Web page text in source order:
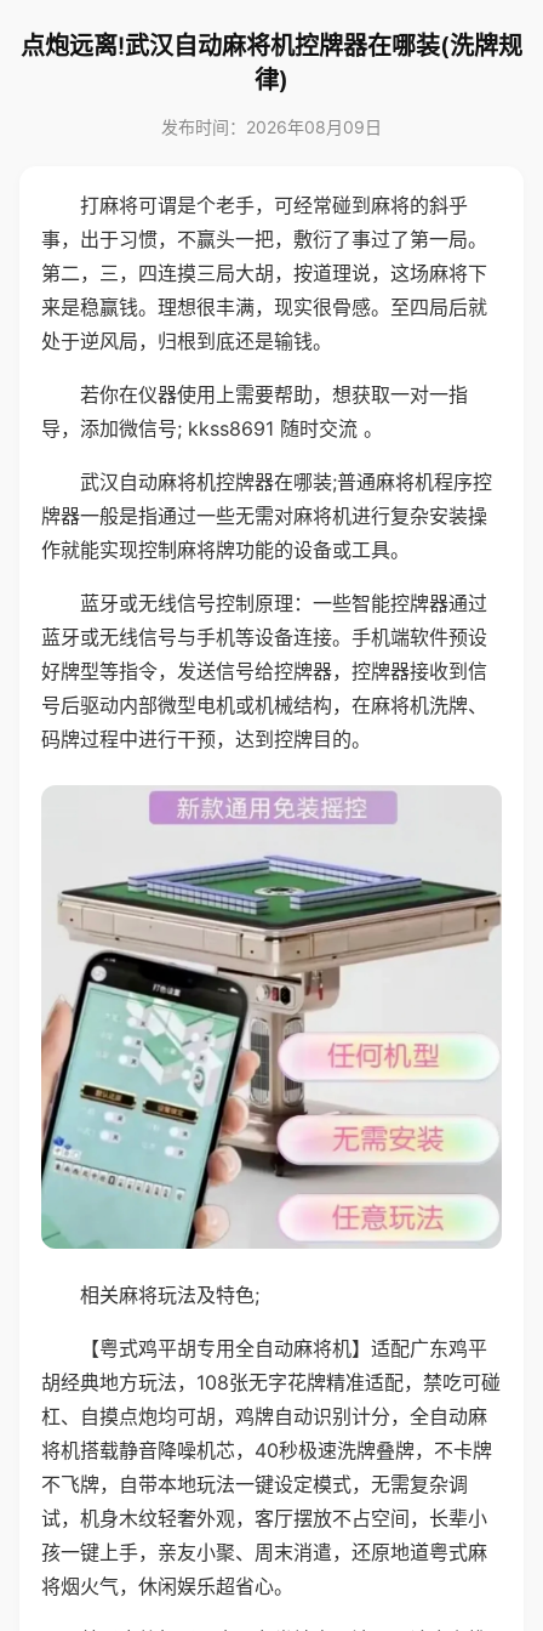
点炮远离!武汉自动麻将机控牌器在哪装(洗牌规
律)
发布时间：2026年08月09日
打麻将可谓是个老手，可经常碰到麻将的斜乎
事，出于习惯，不赢头一把，敷衍了事过了第一局。
第二，三，四连摸三局大胡，按道理说，这场麻将下
来是稳赢钱。理想很丰满，现实很骨感。至四局后就
处于逆风局，归根到底还是输钱。
若你在仪器使用上需要帮助，想获取一对一指
导，添加微信号; kkss8691 随时交流 。
武汉自动麻将机控牌器在哪装;普通麻将机程序控
牌器一般是指通过一些无需对麻将机进行复杂安装操
作就能实现控制麻将牌功能的设备或工具。
蓝牙或无线信号控制原理：一些智能控牌器通过
蓝牙或无线信号与手机等设备连接。手机端软件预设
好牌型等指令，发送信号给控牌器，控牌器接收到信
号后驱动内部微型电机或机械结构，在麻将机洗牌、
码牌过程中进行干预，达到控牌目的。
相关麻将玩法及特色;
【粤式鸡平胡专用全自动麻将机】适配广东鸡平
胡经典地方玩法，108张无字花牌精准适配，禁吃可碰
杠、自摸点炮均可胡，鸡牌自动识别计分，全自动麻
将机搭载静音降噪机芯，40秒极速洗牌叠牌，不卡牌
不飞牌，自带本地玩法一键设定模式，无需复杂调
试，机身木纹轻奢外观，客厅摆放不占空间，长辈小
孩一键上手，亲友小聚、周末消遣，还原地道粤式麻
将烟火气，休闲娱乐超省心。